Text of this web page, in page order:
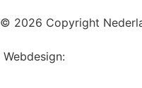
© 2026 Copyright
Webdesign: